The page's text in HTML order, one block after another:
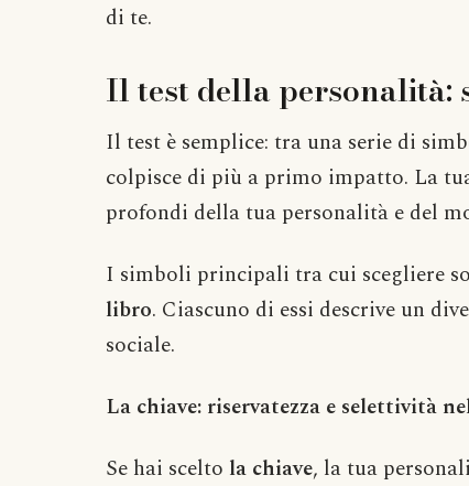
di te.
Il test della personalità:
Il test è semplice: tra una serie di
colpisce di più a primo impatto. La
profondi della tua personalità e del
I simboli principali tra cui scegliere
libro. Ciascuno di essi descrive un
sociale.
La chiave: riservatezza e selettività
Se hai scelto la chiave, la tua